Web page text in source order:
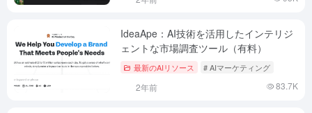
IdeaApe：AI技術を活用したインテリジ
ェントな市場調査ツール（有料）
最新のAIリソース # AIマーケティング
2年前 83.7K